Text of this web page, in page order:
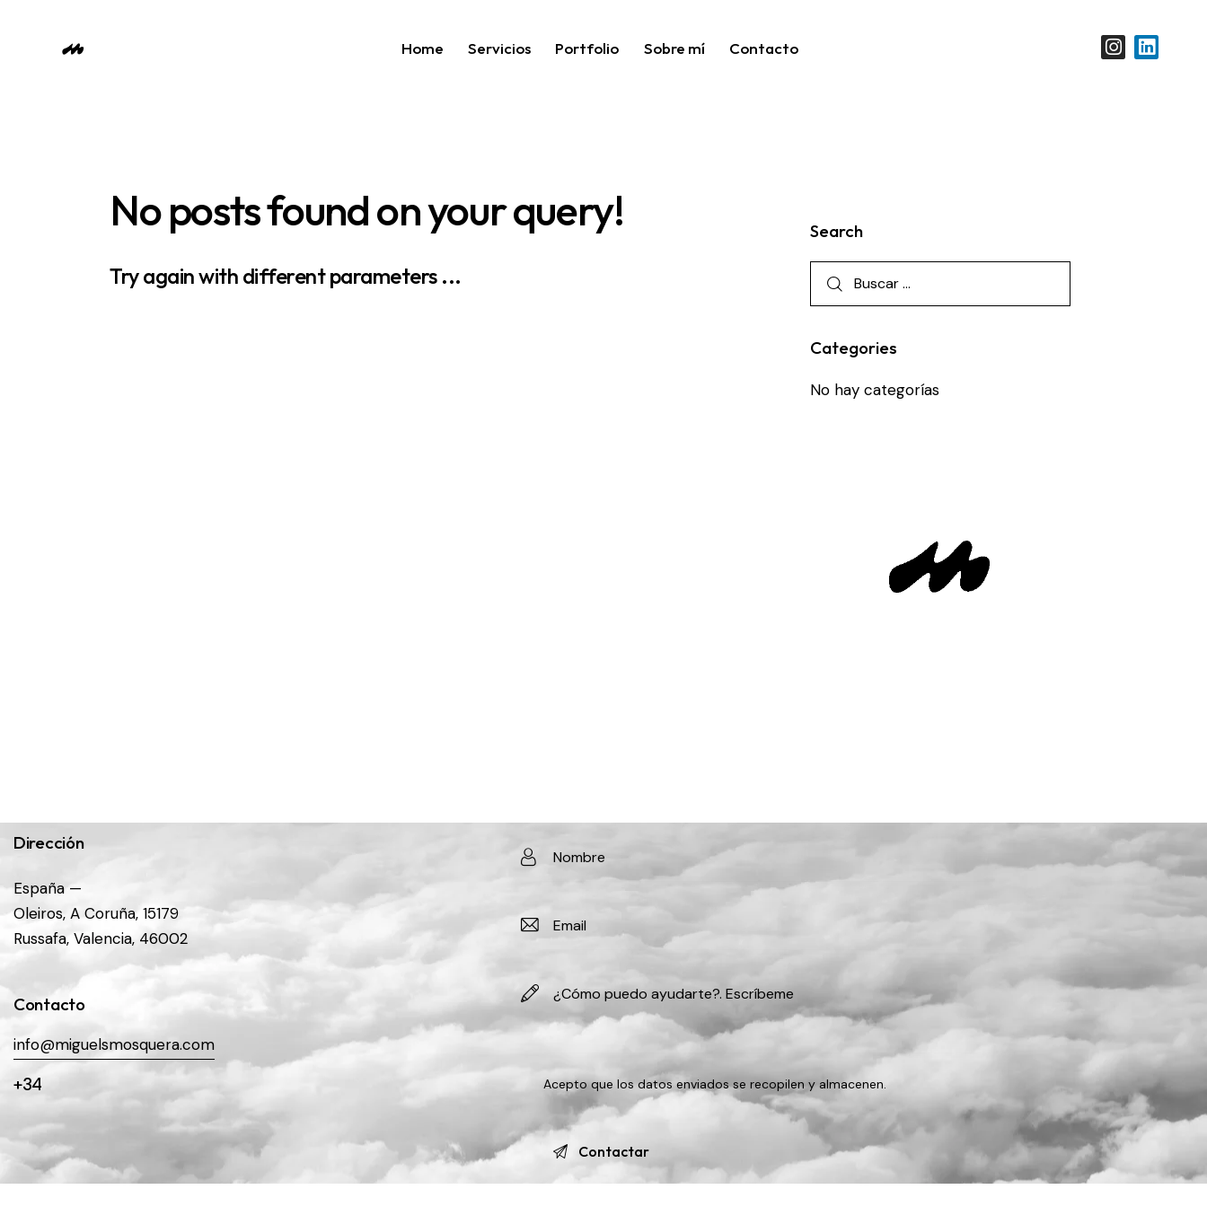
Home Servicios Portfolio Sobre mí Contacto
No posts found on your query!
Try again with different parameters ...
Search
Categories
No hay categorías
Dirección
España —
Oleiros, A Coruña, 15179
Russafa, Valencia, 46002
Contacto
info@miguelsmosquera.com
+34 Acepto que los datos enviados serecopilen y almacenen.